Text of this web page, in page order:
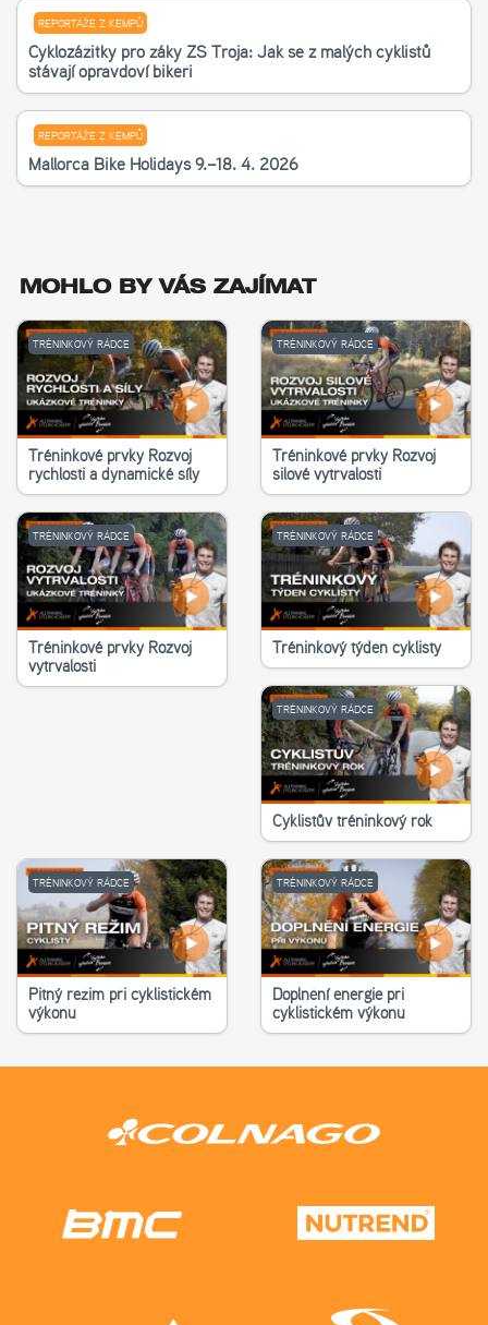
REPORTÁŽE Z KEMPŮ
Cyklozážitky pro žáky ZŠ Troja: Jak se z malých cyklistů
stávají opravdoví bikeři
REPORTÁŽE Z KEMPŮ
Mallorca Bike Holidays 9.–18. 4. 2026
MOHLO BY VÁS ZAJÍMAT
TRÉNINKOVÝ RÁDCE
Tréninkové prvky Rozvoj
rychlosti a dynamické síly
TRÉNINKOVÝ RÁDCE
Tréninkové prvky Rozvoj
silové vytrvalosti
TRÉNINKOVÝ RÁDCE
Tréninkové prvky Rozvoj
vytrvalosti
TRÉNINKOVÝ RÁDCE
Tréninkový týden cyklisty
TRÉNINKOVÝ RÁDCE
Cyklistův tréninkový rok
TRÉNINKOVÝ RÁDCE
Pitný režim při cyklistickém
výkonu
TRÉNINKOVÝ RÁDCE
Doplnění energie při
cyklistickém výkonu